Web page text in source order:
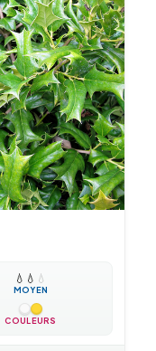
💧 💧 💧
MOYEN
COULEURS